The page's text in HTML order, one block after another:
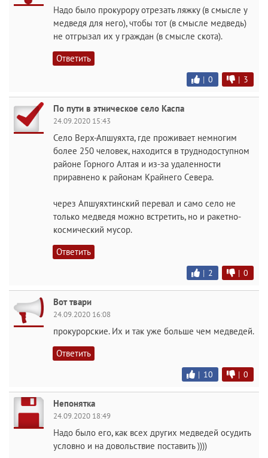
Надо было прокурору отрезать ляжку (в смысле у
медведя для него), чтобы тот (в смысле медведь)
не отгрызал их у граждан (в смысле скота).
Ответить
| 0 | 3
По пути в этническое село Каспа
24.09.2020 15:43
Село Верх-Апшуяхта, где проживает немногим
более 250 человек, находится в труднодоступном
районе Горного Алтая и из-за удаленности
приравнено к районам Крайнего Севера.
через Апшуяхтинский перевал и само село не
только медведя можно встретить, но и ракетно-
космический мусор.
Ответить
| 2 | 0
Вот твари
24.09.2020 16:08
прокурорские. Их и так уже больше чем медведей.
Ответить
| 10 | 0
Непонятка
24.09.2020 18:49
Надо было его, как всех других медведей осудить
условно и на довольствие поставить ))))